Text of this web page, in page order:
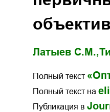
Латыев С.М.,
Полный текст
Полный текст на
Публикация в